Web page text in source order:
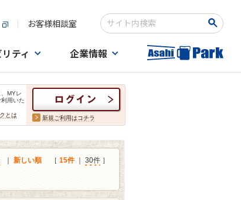
お客様相談室
検索キーワード入力
ティ 企業情報
MYレ
用いた
とは 新規ご利用はコチラ
新しい順 ［ 15件｜ 30件 ］